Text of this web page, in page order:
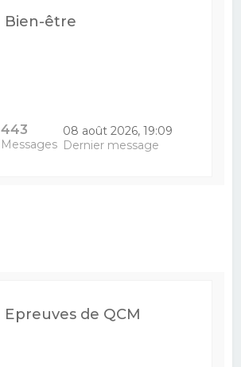
Bien-être
443
Messages
08 août 2026, 19:09
Dernier message
Epreuves de QCM